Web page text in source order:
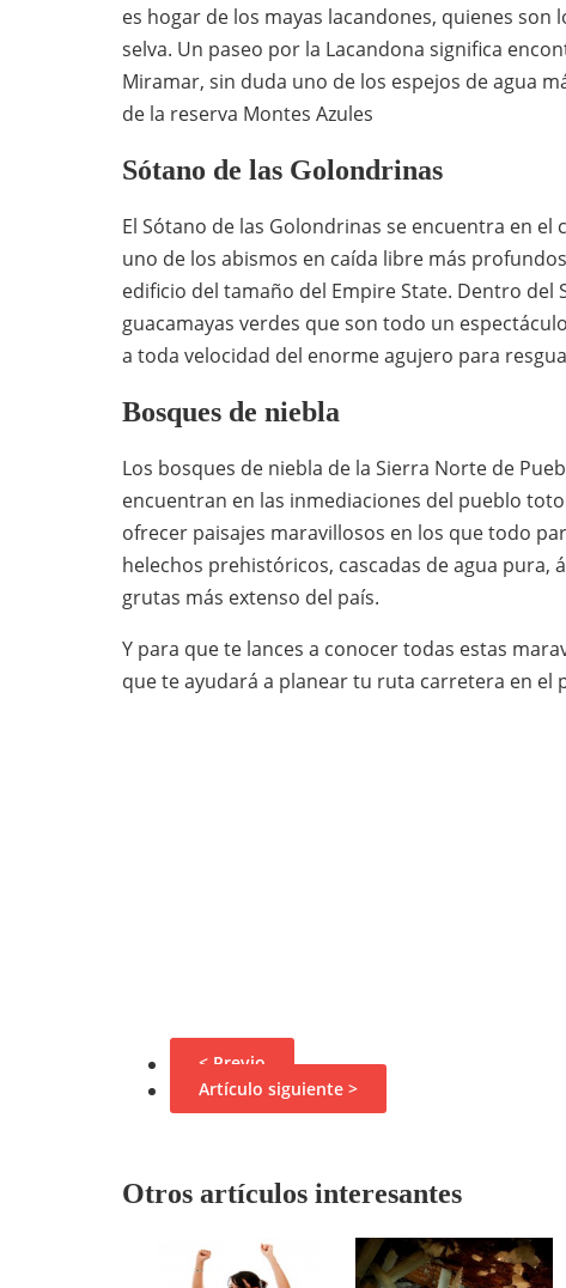
es hogar de los mayas lacandones, quienes
selva. Un paseo por la Lacandona significa
Miramar, sin duda uno de los espejos de agua
de la reserva Montes Azules
Sótano de las Golondrinas
El Sótano de las Golondrinas se encuentra en
uno de los abismos en caída libre más
edificio del tamaño del Empire State. Dentro
guacamayas verdes que son todo un
a toda velocidad del enorme agujero para
Bosques de niebla
Los bosques de niebla de la Sierra Norte de
encuentran en las inmediaciones del pueblo
ofrecer paisajes maravillosos en los que todo
helechos prehistóricos, cascadas de agua pura,
grutas más extenso del país.
Y para que te lances a conocer todas estas
que te ayudará a planear tu ruta carretera en el
< Previo
Artículo siguiente >
Otros artículos interesantes